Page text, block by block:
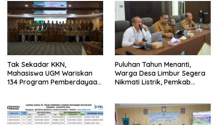
Tak Sekadar KKN,
Mahasiswa UGM Wariskan
134 Program Pemberdayaan
Puluhan Tahun Menanti,
Warga Desa Limbur Segera
Nikmati Listrik, Pemkab